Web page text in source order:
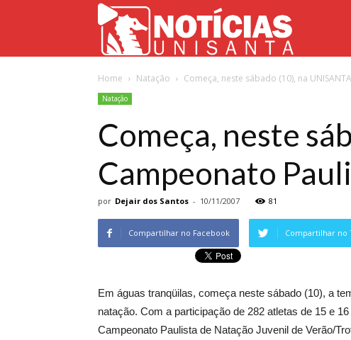
Unisanta
Home Natação Começa, neste sábado (10), na
Natação
Começa, neste
Campeonato
por Dejair dos Santos - 10/11/2007 81
Compartilhar no Facebook Compartilhar no
Em águas tranqüilas, começa neste sábado (10), a
natação. Com a participação de 282 atletas de 15 e
Campeonato Paulista de Natação Juvenil de Verão/